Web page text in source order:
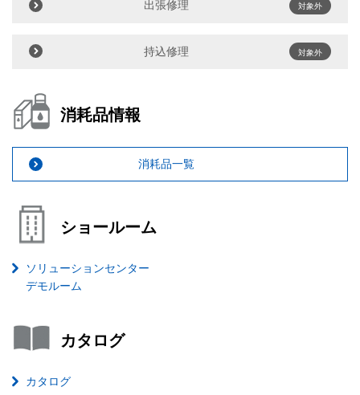
出張修理 対象外
持込修理 対象外
消耗品情報
消耗品一覧
ショールーム
ソリューションセンター
デモルーム
カタログ
カタログ